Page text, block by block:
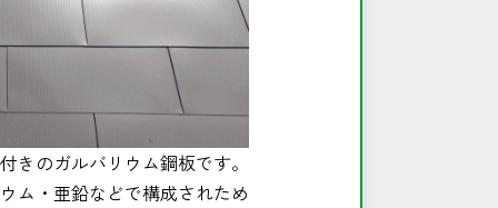
きのガルバリウム鋼板です。
ム・亜鉛などで構成されため